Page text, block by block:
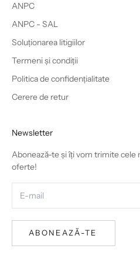
ANPC
ANPC - SAL
Soluționarea litigiilor
Termeni și condiții
Politica de confidențialitate
Cerere de retur
Newsletter
Abonează-te și îți vom trimite cele
oferte!
ABONEAZĂ-TE